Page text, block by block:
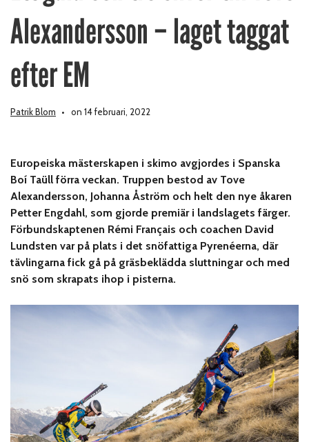
Alexandersson – laget taggat
efter EM
Patrik Blom on 14 februari, 2022
Europeiska mästerskapen i skimo avgjordes i Spanska
Boí Taüll förra veckan. Truppen bestod av Tove
Alexandersson, Johanna Åström och helt den nye åkaren
Petter Engdahl, som gjorde premiär i landslagets färger.
Förbundskaptenen Rémi Français och coachen David
Lundsten var på plats i det snöfattiga Pyrenéerna, där
tävlingarna fick gå på gräsbeklädda sluttningar och med
snö som skrapats ihop i pisterna.